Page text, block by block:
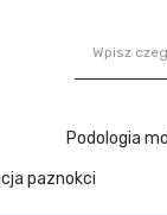
Podologia
paznokci